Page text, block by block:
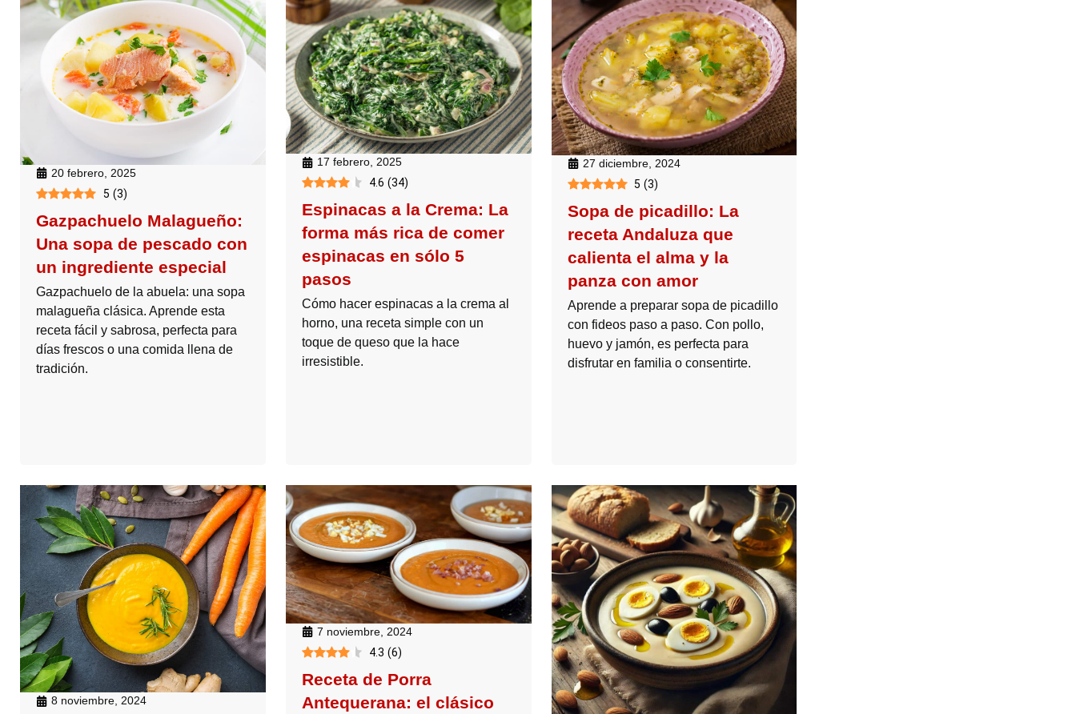
20 febrero, 2025
5 (3)
Gazpachuelo Malagueño:
Una sopa de pescado con
un ingrediente especial
Gazpachuelo de la abuela: una sopa
malagueña clásica. Aprende esta
receta fácil y sabrosa, perfecta para
días frescos o una comida llena de
tradición.
17 febrero, 2025
4.6 (34)
Espinacas a la Crema: La
forma más rica de comer
espinacas en sólo 5
pasos
Cómo hacer espinacas a la crema al
horno, una receta simple con un
toque de queso que la hace
irresistible.
27 diciembre, 2024
5 (3)
Sopa de picadillo: La
receta Andaluza que
calienta el alma y la
panza con amor
Aprende a preparar sopa de picadillo
con fideos paso a paso. Con pollo,
huevo y jamón, es perfecta para
disfrutar en familia o consentirte.
8 noviembre, 2024
7 noviembre, 2024
4.3 (6)
Receta de Porra
Antequerana: el clásico